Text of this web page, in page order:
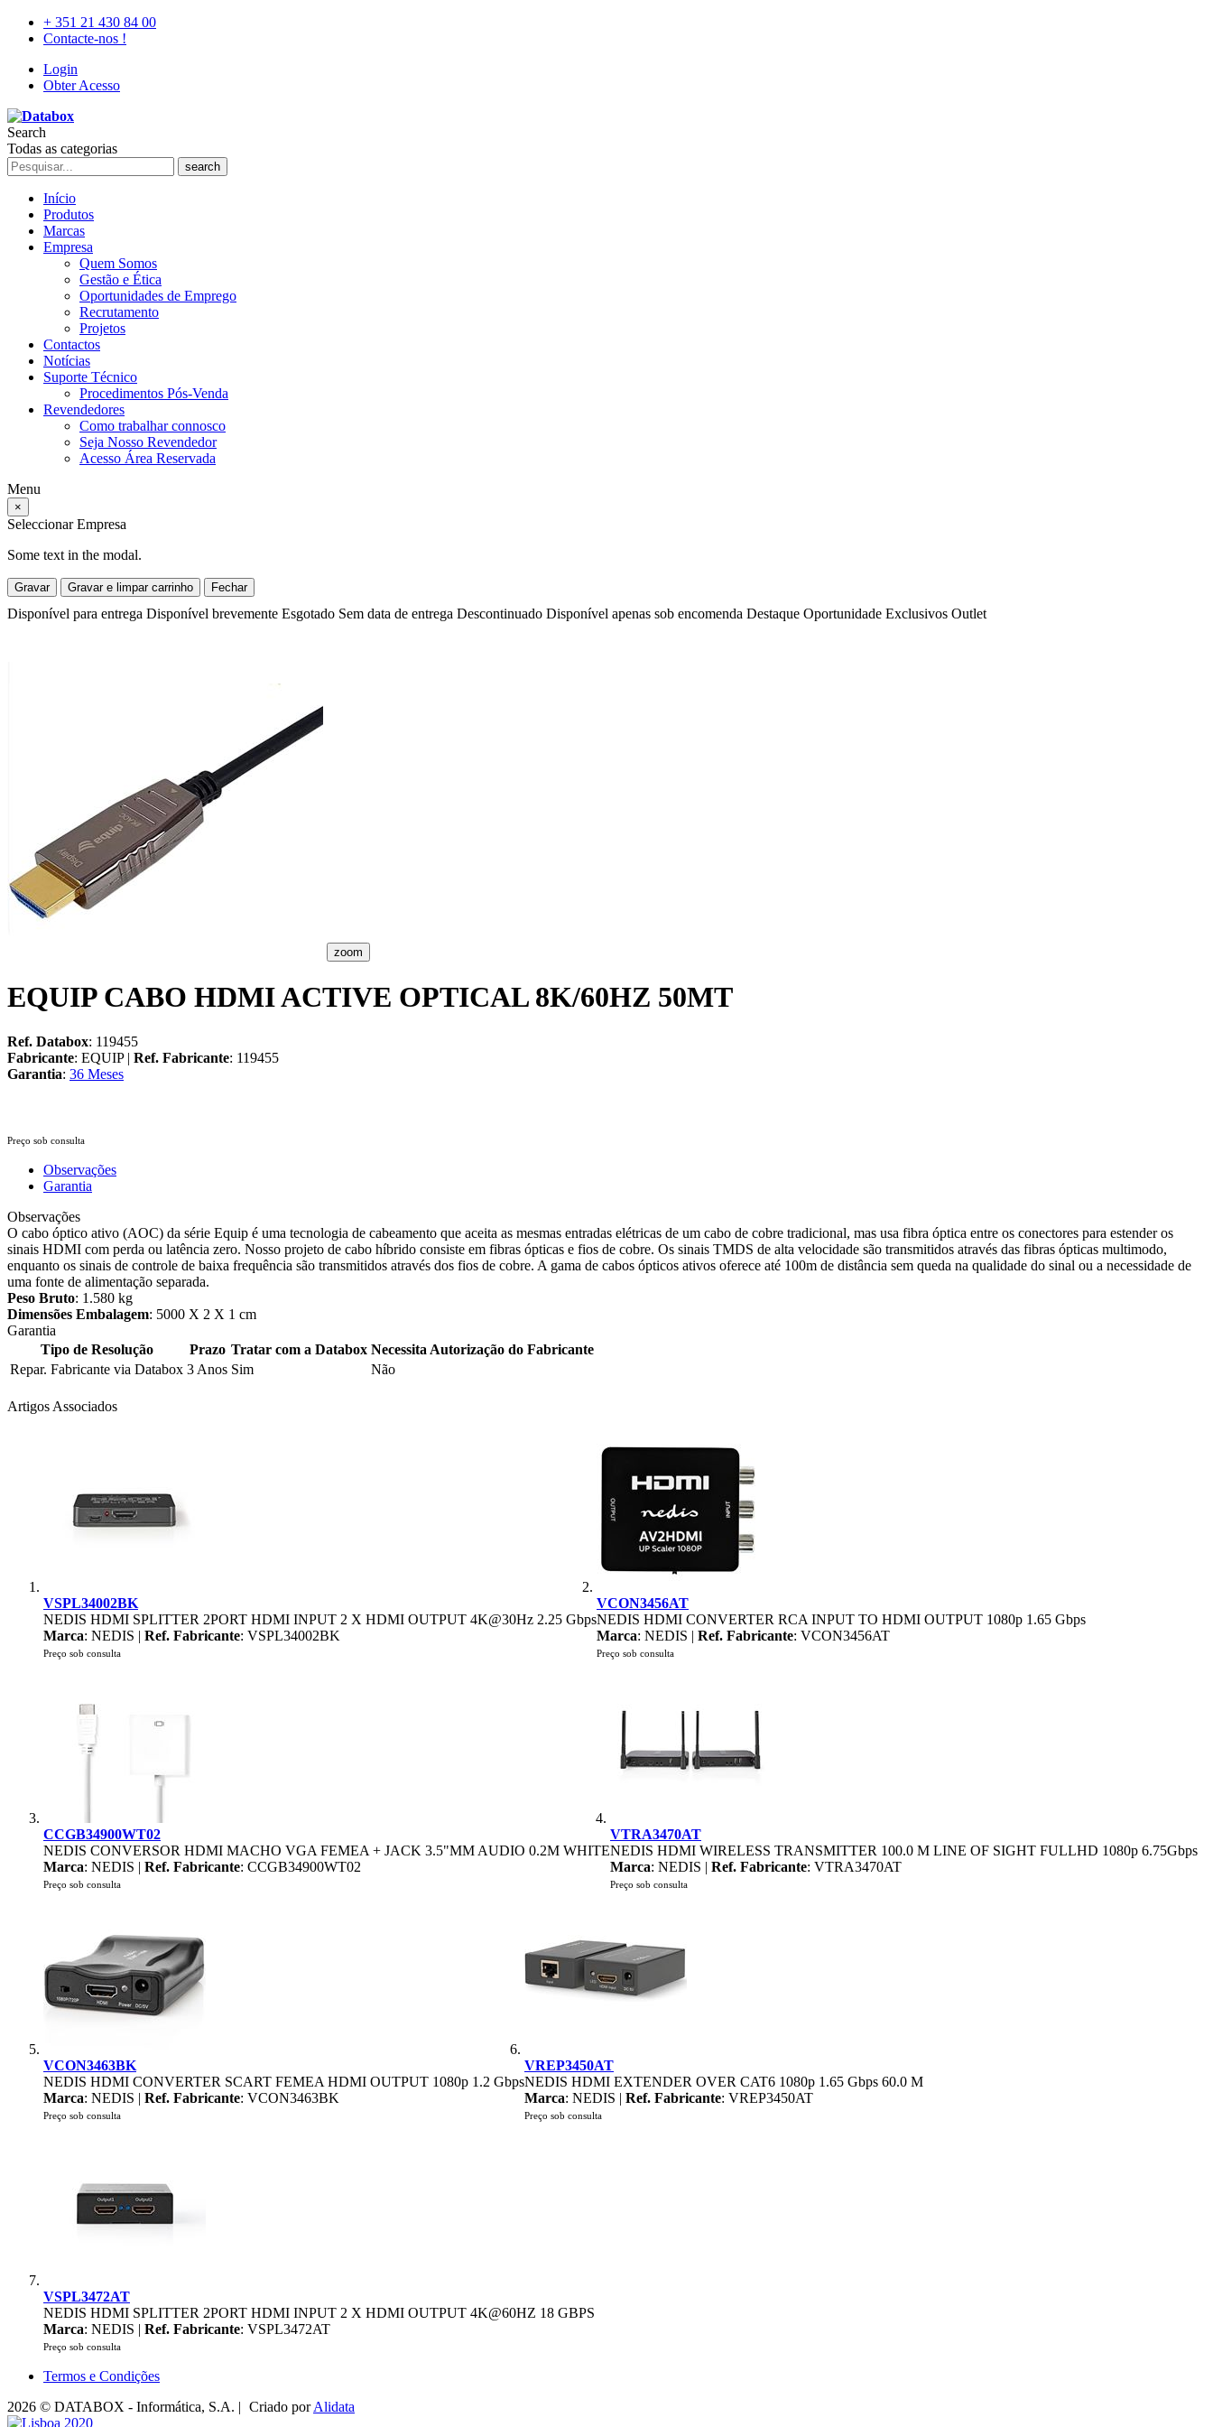
+ 351 21 430 84 00
Contacte-nos !
Login
Obter Acesso
Search
Todas as categorias
search
Início
Produtos
Marcas
Empresa
Quem Somos
Gestão e Ética
Oportunidades de Emprego
Recrutamento
Projetos
Contactos
Notícias
Suporte Técnico
Procedimentos Pós-Venda
Revendedores
Como trabalhar connosco
Seja Nosso Revendedor
Acesso Área Reservada
Menu
×
Seleccionar Empresa
Some text in the modal.
Gravar Gravar e limpar carrinho Fechar
Disponível para entrega Disponível brevemente Esgotado Sem data de entrega Descontinuado Disponível apenas sob encomenda Destaque Oportunidade Exclusivos Outlet
zoom
EQUIP CABO HDMI ACTIVE OPTICAL 8K/60HZ 50MT
Ref. Databox: 119455
Fabricante: EQUIP | Ref. Fabricante: 119455
Garantia: 36 Meses
Preço sob consulta
Observações
Garantia
Observações
O cabo óptico ativo (AOC) da série Equip é uma tecnologia de cabeamento que aceita as mesmas entradas elétricas de um cabo de cobre tradicional, mas usa fibra óptica entre os conectores para estender os
sinais HDMI com perda ou latência zero. Nosso projeto de cabo híbrido consiste em fibras ópticas e fios de cobre. Os sinais TMDS de alta velocidade são transmitidos através das fibras ópticas multimodo,
enquanto os sinais de controle de baixa frequência são transmitidos através dos fios de cobre. A gama de cabos ópticos ativos oferece até 100m de distância sem queda na qualidade do sinal ou a necessidade de
uma fonte de alimentação separada.
Peso Bruto: 1.580 kg
Dimensões Embalagem: 5000 X 2 X 1 cm
Garantia
Tipo de Resolução
Prazo Tratar com a Databox Necessita Autorização do Fabricante
Repar. Fabricante via Databox 3 Anos Sim Não
Artigos Associados
VSPL34002BK
NEDIS HDMI SPLITTER 2PORT HDMI INPUT 2 X HDMI OUTPUT 4K@30Hz 2.25 Gbps
Marca: NEDIS | Ref. Fabricante: VSPL34002BK
Preço sob consulta
VCON3456AT
NEDIS HDMI CONVERTER RCA INPUT TO HDMI OUTPUT 1080p 1.65 Gbps
Marca: NEDIS | Ref. Fabricante: VCON3456AT
Preço sob consulta
CCGB34900WT02
NEDIS CONVERSOR HDMI MACHO VGA FEMEA + JACK 3.5"MM AUDIO 0.2M WHITE
Marca: NEDIS | Ref. Fabricante: CCGB34900WT02
Preço sob consulta
VTRA3470AT
NEDIS HDMI WIRELESS TRANSMITTER 100.0 M LINE OF SIGHT FULLHD 1080p 6.75Gbps
Marca: NEDIS | Ref. Fabricante: VTRA3470AT
Preço sob consulta
VCON3463BK
NEDIS HDMI CONVERTER SCART FEMEA HDMI OUTPUT 1080p 1.2 Gbps
Marca: NEDIS | Ref. Fabricante: VCON3463BK
Preço sob consulta
VREP3450AT
NEDIS HDMI EXTENDER OVER CAT6 1080p 1.65 Gbps 60.0 M
Marca: NEDIS | Ref. Fabricante: VREP3450AT
Preço sob consulta
VSPL3472AT
NEDIS HDMI SPLITTER 2PORT HDMI INPUT 2 X HDMI OUTPUT 4K@60HZ 18 GBPS
Marca: NEDIS | Ref. Fabricante: VSPL3472AT
Preço sob consulta
Termos e Condições
2026 © DATABOX - Informática, S.A. | Criado porAlidata